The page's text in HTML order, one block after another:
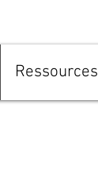
Ressources